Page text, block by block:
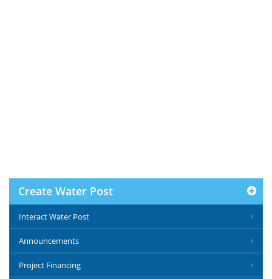
Create Water Post
Interact Water Post
Announcements
Project Financing